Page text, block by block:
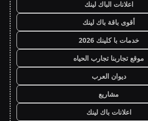
اعلانات الباك لينك
أقوى باقة باك لينك
خدمات با كلينك 2026
موقع تجاربنا تجارب الحياه
ديوان العرب
مشاريع
اعلانات باك لينك